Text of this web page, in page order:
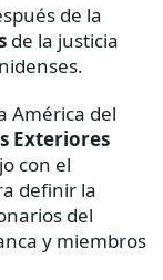
de la
de la justicia
América del
Exteriores
con el
definir la
del
y miembros